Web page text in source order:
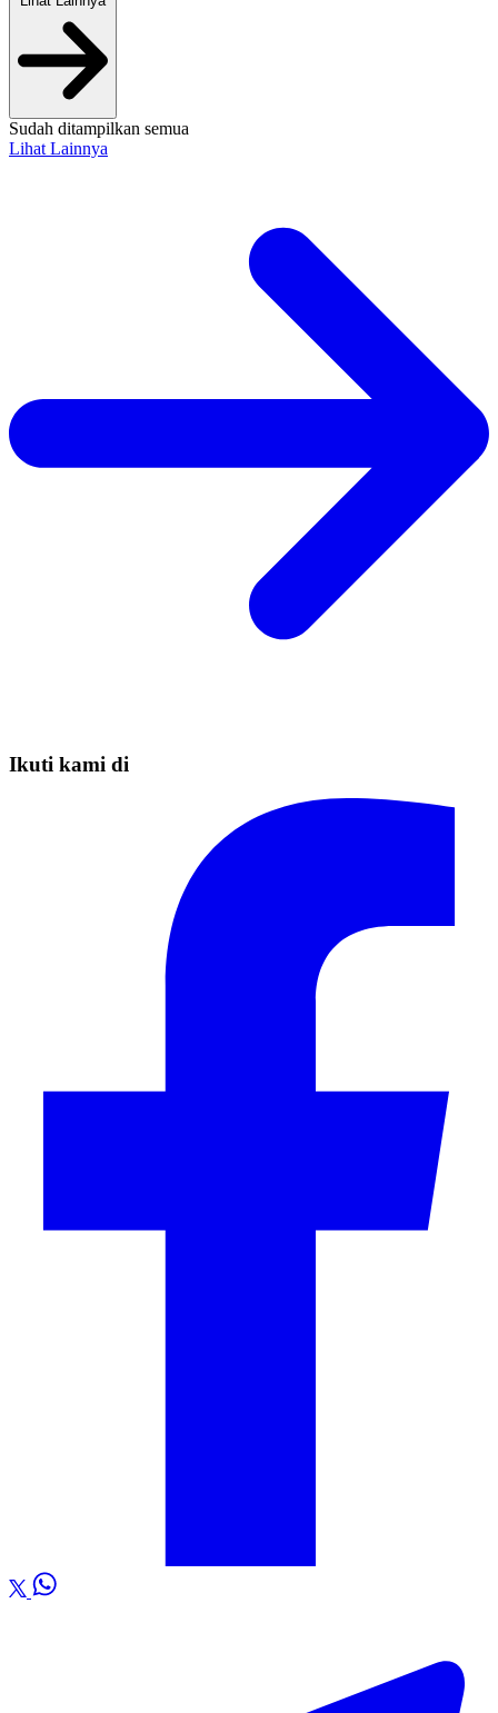
Sudah ditampilkan semua
Lihat Lainnya
Ikuti kami di